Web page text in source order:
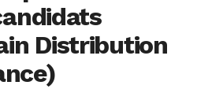
Distribution